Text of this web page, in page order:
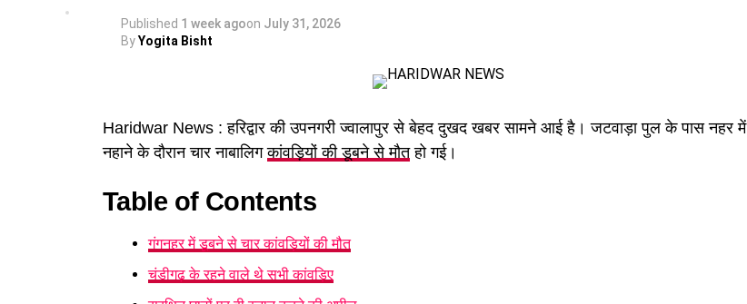
पढ़े धामी कैबिनेट के प्रमुख फैसले
Published 1 week agoon July 31, 2026
ByYogita Bisht
Haridwar News : हरिद्वार की उपनगरी ज्वालापुर से बेहद दुखद खबर सामने आई है। जटवाड़ा पुल के पास नहर में
नहाने के दौरान चार नाबालिगकांवड़ियों की डूबने से मौतहो गई।
Table of Contents
गंगनहर में डूबने से चार कांवड़ियों की मौत
चंडीगढ़ के रहने वाले थे सभी कांवड़िए